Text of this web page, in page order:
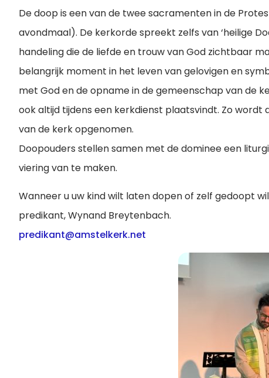
De doop is een van de twee sacramenten in de
avondmaal). De kerkorde spreekt zelfs van‘heilige
handeling die de liefde en trouw van God zichtbaar
belangrijk moment in het leven van gelovigen en
met God en de opname in de gemeenschap van de
ook altijd tijdens een kerkdienst plaatsvindt. Zo
van de kerk opgenomen.
Doopouders stellen samen met de dominee een
viering van te maken.
Wanneer u uw kind wilt laten dopen of zelf gedoopt
predikant, Wynand Breytenbach.
predikant@amstelkerk.net